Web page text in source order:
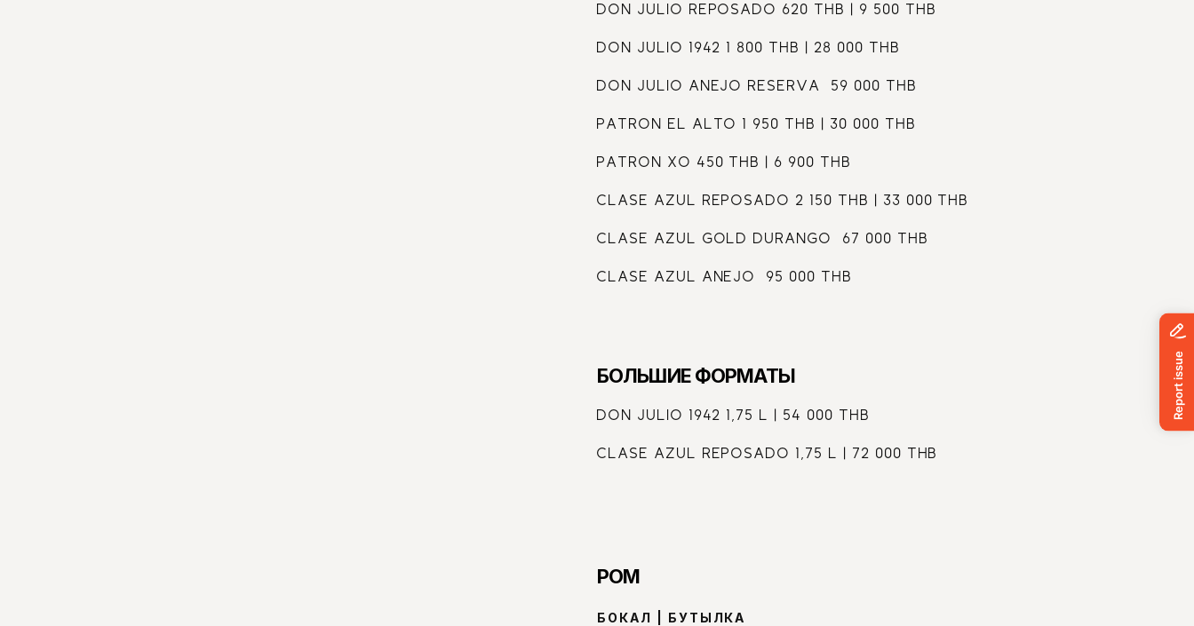
DON JULIO REPOSADO 620 THB | 9 500 THB
DON JULIO 1942 1 800 THB | 28 000 THB
DON JULIO ANEJO RESERVA  59 000 THB
PATRON EL ALTO 1 950 THB | 30 000 THB
PATRON XO 450 THB | 6 900 THB
CLASE AZUL REPOSADO 2 150 THB | 33 000 THB
CLASE AZUL GOLD DURANGO  67 000 THB
CLASE AZUL ANEJO  95 000 THB
БОЛЬШИЕ ФОРМАТЫ
DON JULIO 1942 1,75 L | 54 000 THB
CLASE AZUL REPOSADO 1,75 L | 72 000 THB
РОМ
БОКАЛ | БУТЫЛКА